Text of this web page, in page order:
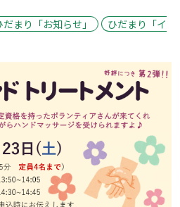
だまり「お知らせ」
ひだまり「イ